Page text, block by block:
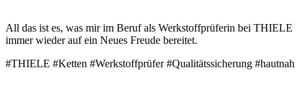
All das ist es, was mir im Beruf als Werkstoffprüferin bei THIELE
immer wieder auf ein Neues Freude bereitet.
#THIELE #Ketten #Werkstoffprüfer #Qualitätssicherung #hautnah